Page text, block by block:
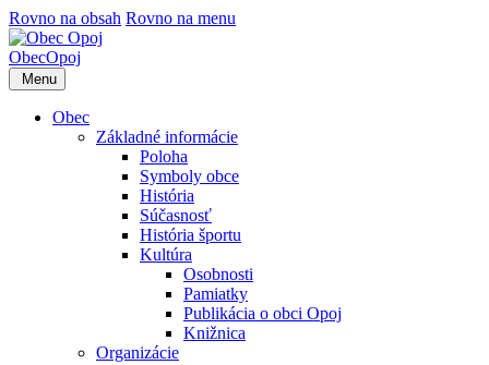
Rovno na obsah Rovno na menu
ObecOpoj
Menu
Obec
Základné informácie
Poloha
Symboly obce
História
Súčasnosť
História športu
Kultúra
Osobnosti
Pamiatky
Publikácia o obci Opoj
Knižnica
Organizácie